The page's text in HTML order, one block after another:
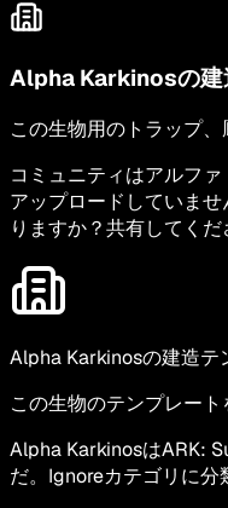
Alpha Karkinosの建
この生物用のトラップ
コミュニティはアルフ
アップロードしていま
りますか？共有してくだ
Alpha Karkinosの建造テ
この生物のテンプレー
Alpha KarkinosはARK:
だ。Ignoreカテゴリに分